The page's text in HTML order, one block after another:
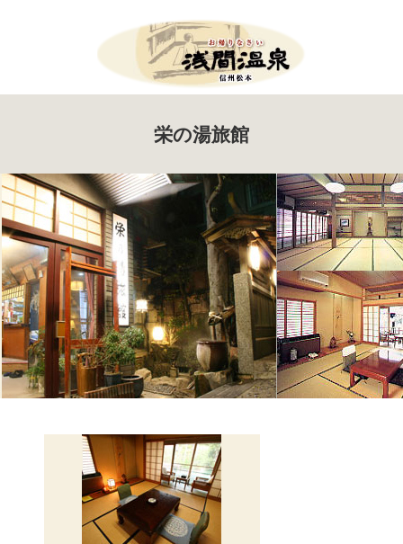
栄の湯旅館
お知らせ
イベント案内
ツール・ド・美ヶ原
たいまつ祭り
新そば祭り
アサマップ
おすすめの宿案内
お茶とお散歩案内
外湯と祭り案内